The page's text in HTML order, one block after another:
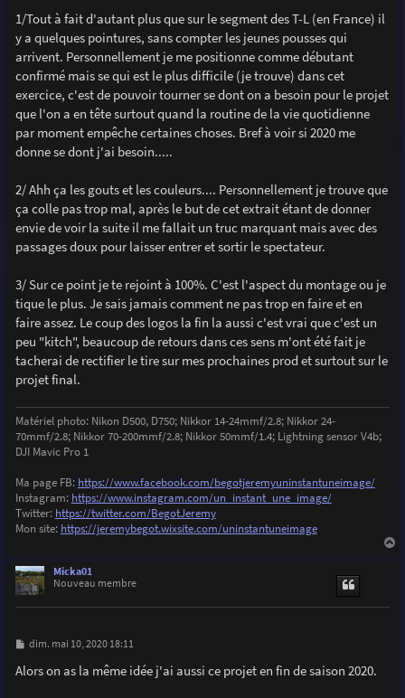
1/Tout à fait d'autant plus que sur le segment des T-L (en France) il
y a quelques pointures, sans compter les jeunes pousses qui
arrivent. Personnellement je me positionne comme débutant
confirmé mais se qui est le plus difficile (je trouve) dans cet
exercice, c'est de pouvoir tourner se dont on a besoin pour le projet
que l'on a en tête surtout quand la routine de la vie quotidienne
par moment empêche certaines choses. Bref à voir si 2020 me
donne se dont j'ai besoin.....
2/ Ahh ça les gouts et les couleurs.... Personnellement je trouve que
ça colle pas trop mal, après le but de cet extrait étant de donner
envie de voir la suite il me fallait un truc marquant mais avec des
passages doux pour laisser entrer et sortir le spectateur.
3/ Sur ce point je te rejoint à 100%. C'est l'aspect du montage ou je
tique le plus. Je sais jamais comment ne pas trop en faire et en
faire assez. Le coup des logos la fin la aussi c'est vrai que c'est un
peu "kitch", beaucoup de retours dans ces sens m'ont été fait je
tacherai de rectifier le tire sur mes prochaines prod et surtout sur le
projet final.
Matériel photo: Nikon D500, D750; Nikkor 14-24mmf/2.8; Nikkor 24-
70mmf/2.8; Nikkor 70-200mmf/2.8; Nikkor 50mmf/1.4; Lightning sensor V4b;
DJI Mavic Pro 1
Ma page FB: https://www.facebook.com/begotjeremyuninstantuneimage/
Instagram: https://www.instagram.com/un_instant_une_image/
Twitter: https://twitter.com/BegotJeremy
Mon site: https://jeremybegot.wixsite.com/uninstantuneimage
Micka01
Nouveau membre
M
s
s
dim. mai 10, 2020 18:11
Alors on as la même idée j'ai aussi ce projet en fin de saison 2020.